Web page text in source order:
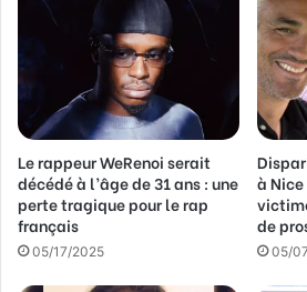
r
s
e
E
m
a
i
Le rappeur WeRenoi serait
décédé à l’âge de 31 ans : une
perte tragique pour le rap
français
05/17/2025
à
de
05/